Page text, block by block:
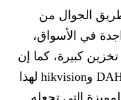
الجوال من
في الأسواق،
كبيرة، كما إن
لها ماركات عالمية مثل النوعين DAHUA وhikvision لهذا